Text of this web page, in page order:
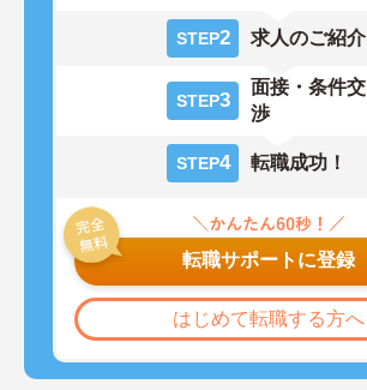
STEP2 求人のご紹介
STEP3
面接・条件交
渉
STEP4 転職成功！
転職サポートに登録
はじめて転職する方へ